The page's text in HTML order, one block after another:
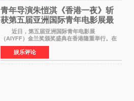
青年导演朱愷淇《香港一夜》斩
获第五届亚洲国际青年电影展最
佳剧本改编奖
近日，第五届亚洲国际青年电影展
（AIYFF）金兰奖颁奖盛典在香港隆重举行。在
这场汇聚数百位海内外电影人、文化界人士及媒
体代表的亚洲青年影视盛会上，香港本土电影
《香港一夜》（Dawn in Ho
娱乐评论